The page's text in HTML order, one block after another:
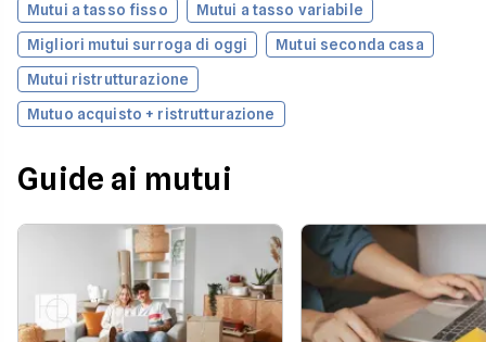
Mutui a tasso fisso
Mutui a tasso variabile
Migliori mutui surroga di oggi
Mutui seconda casa
Mutui ristrutturazione
Mutuo acquisto + ristrutturazione
Guide ai mutui